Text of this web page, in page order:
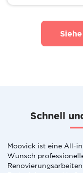
Schnell
Moovick ist eine All-
Wunsch